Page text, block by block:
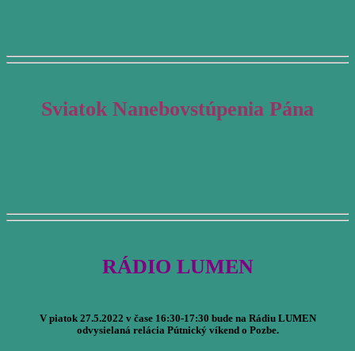
Sviatok Nanebovstúpenia Pána
RÁDIO LUMEN
V piatok 27.5.2022 v čase 16:30-17:30 bude na Rádiu LUMEN
odvysielaná relácia Pútnický víkend o Pozbe.